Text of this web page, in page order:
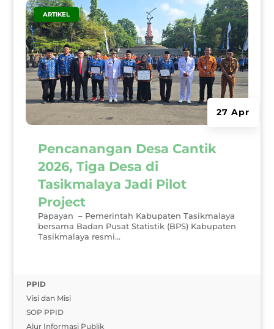
Pencanangan Desa Cantik
2026, Tiga Desa di
Tasikmalaya Jadi Pilot
Project
27 Apr
ARTIKEL
Papayan – Pemerintah Kabupaten Tasikmalaya
bersama Badan Pusat Statistik (BPS) Kabupaten
Tasikmalaya resmi...
PPID
Visi dan Misi
SOP PPID
Alur Informasi Publik